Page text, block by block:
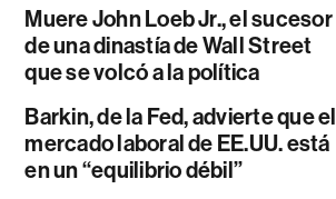
Muere John Loeb Jr., el sucesor
de una dinastía de Wall Street
que se volcó a la política
Barkin, de la Fed, advierte que el
mercado laboral de EE.UU. está
en un “equilibrio débil”